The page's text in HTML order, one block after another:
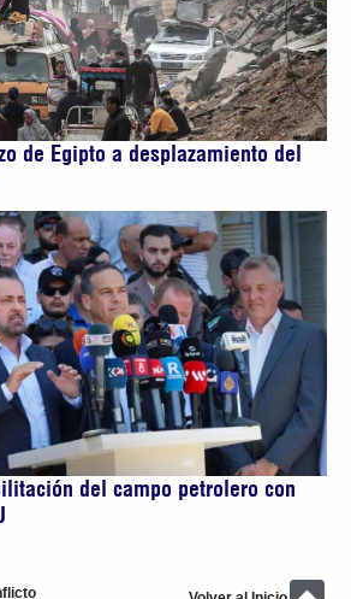
de Egipto a desplazamiento del
del campo petrolero con